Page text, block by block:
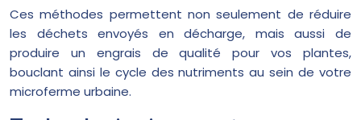
Ces méthodes permettent non seulement de réduire
les déchets envoyés en décharge, mais aussi de
produire un engrais de qualité pour vos plantes,
bouclant ainsi le cycle des nutriments au sein de votre
microferme urbaine.